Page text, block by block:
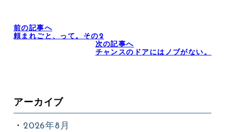
前の記事へ
頼まれごと、って。その2
次の記事へ
チャンスのドアにはノブがない。
アーカイブ
2026年8月